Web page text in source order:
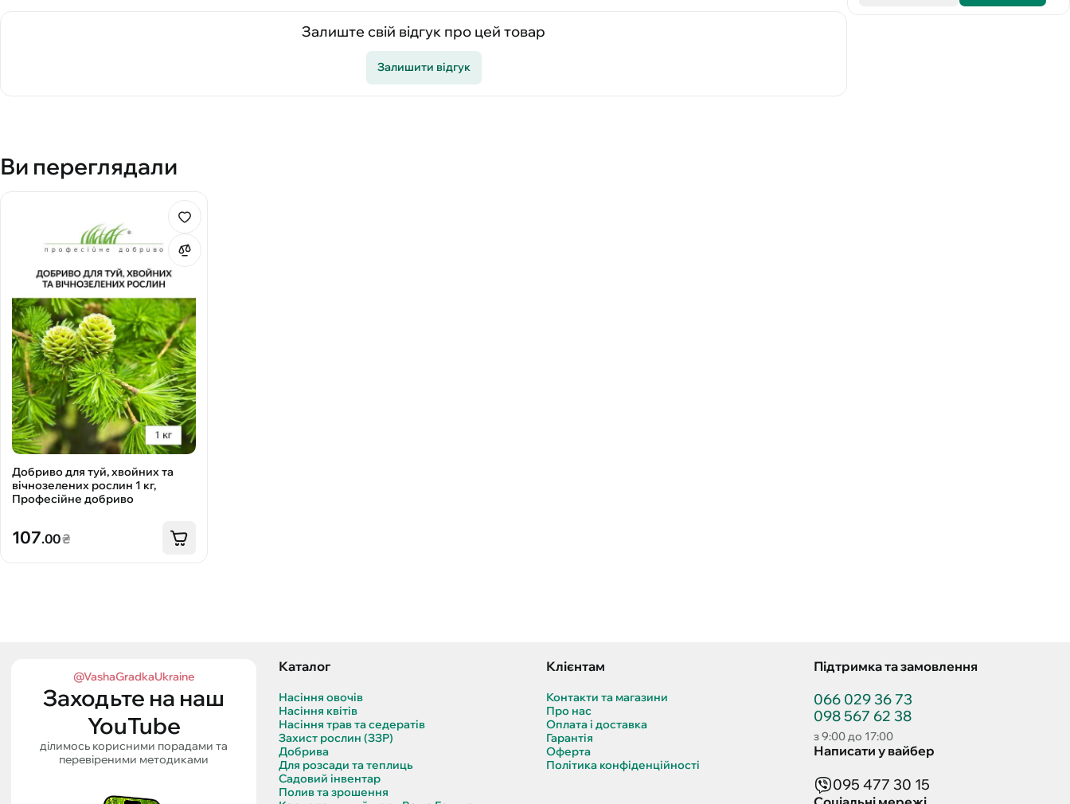
Залиште свій відгук про цей товар
Залишити відгук
Ви переглядали
Добриво для туй, хвойних та
вічнозелених рослин 1 кг,
Професійне добриво
107.00₴
@VashaGradkaUkraine
Заходьте на наш
YouTube
ділимось корисними порадами та
перевіреними методиками
Каталог
Насіння овочів
Насіння квітів
Насіння трав та седератів
Захист рослин (ЗЗР)
Добрива
Для розсади та теплиць
Садовий інвентар
Полив та зрошення
Клієнтам
Контакти та магазини
Про нас
Оплата і доставка
Гарантія
Оферта
Політика конфіденційності
Підтримка та замовлення
066 029 36 73
098 567 62 38
з 9:00 до 17:00
Написати у вайбер
095 477 30 15